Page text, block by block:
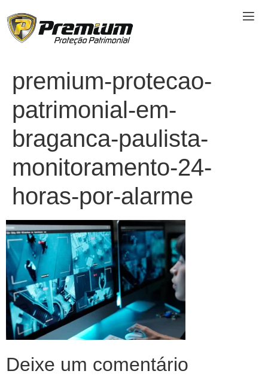
premium-protecao-
patrimonial-em-
braganca-paulista-
monitoramento-24-
horas-por-alarme
Deixe um comentário